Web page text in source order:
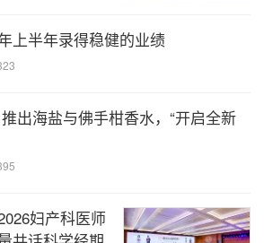
仅使用了表布为再生材料的
料，也采取了原液染色技术，用
有全氟化合物进行努力，未来将
代焕新的 Alpha SV 当中。
年中，陪伴运动员造就传奇的时刻
无比珍贵，都是来自生死一线的
上半年录得稳健的业绩
出海盐与佛手柑香水，“开启全新
妇产科医师